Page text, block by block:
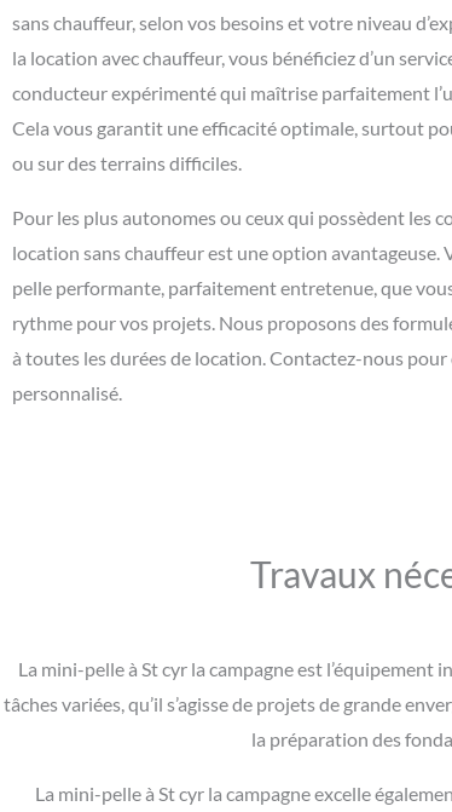
sans chauffeur, selon vos besoins et votre niveau
la location avec chauffeur, vous bénéficiez d’un
conducteur expérimenté qui maîtrise parfaitement
Cela vous garantit une efficacité optimale, surtout
ou sur des terrains difficiles.
Pour les plus autonomes ou ceux qui possèdent les
location sans chauffeur est une option avantageuse.
pelle performante, parfaitement entretenue, que
rythme pour vos projets. Nous proposons des
à toutes les durées de location. Contactez-nous
personnalisé.
Travaux
La mini-pelle à St cyr la campagne est
tâches variées, qu’il s’agisse de projets de grande
la préparation des
La mini-pelle à St cyr la campagne excelle